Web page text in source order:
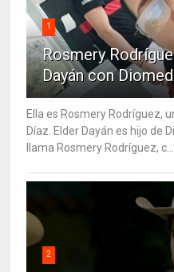
1
Rosmery
Dayán con
Ella es Rosmery Rodríguez,
Díaz. Elder Dayán es hijo de
llama Rosmery Rodríguez, c...
2